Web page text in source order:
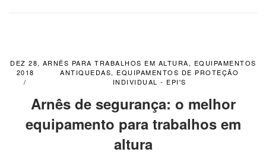
DEZ 28,
2018
ARNÊS PARA TRABALHOS EM ALTURA, EQUIPAMENTOS
ANTIQUEDAS, EQUIPAMENTOS DE PROTEÇÃO
INDIVIDUAL - EPI'S
Arnês de segurança: o melhor
equipamento para trabalhos em
altura